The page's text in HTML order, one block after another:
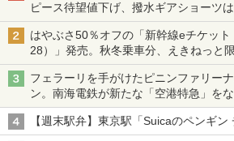
ピース待望値下げ、撥水ギアショーツ
はやぶさ50％オフの「新幹線eチケッ
28）」発売。秋冬乗車分、えきねっと
フェラーリを手がけたピニンファリー
ン。南海電鉄が新たな「空港特急」を
【週末駅弁】東京駅「Suicaのペンギン